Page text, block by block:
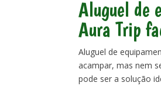
Aluguel de
Aura Trip
Aluguel de
acampar, mas nem
pode ser a solução